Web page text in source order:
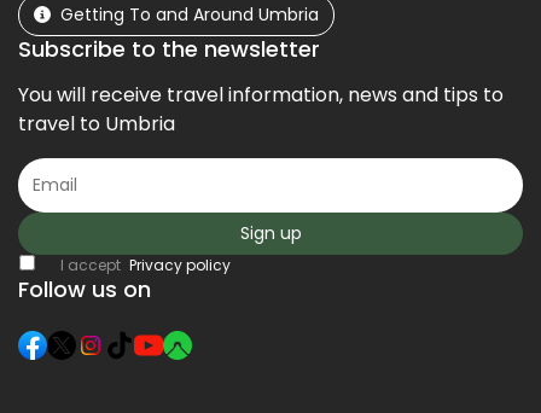
Getting To and Around Umbria
Subscribe to the newsletter
You will receive travel information, news and tips to
travel to Umbria
Sign up
I accept Privacy policy
Follow us on